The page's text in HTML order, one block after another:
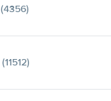
(4356)
(11512)